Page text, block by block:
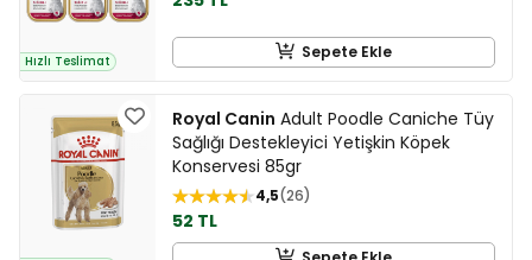
Hızlı Teslimat Sepete Ekle
Royal Canin Adult Poodle Caniche Tüy
Sağlığı Destekleyici Yetişkin Köpek
Konservesi 85gr
4,5 26
52 TL